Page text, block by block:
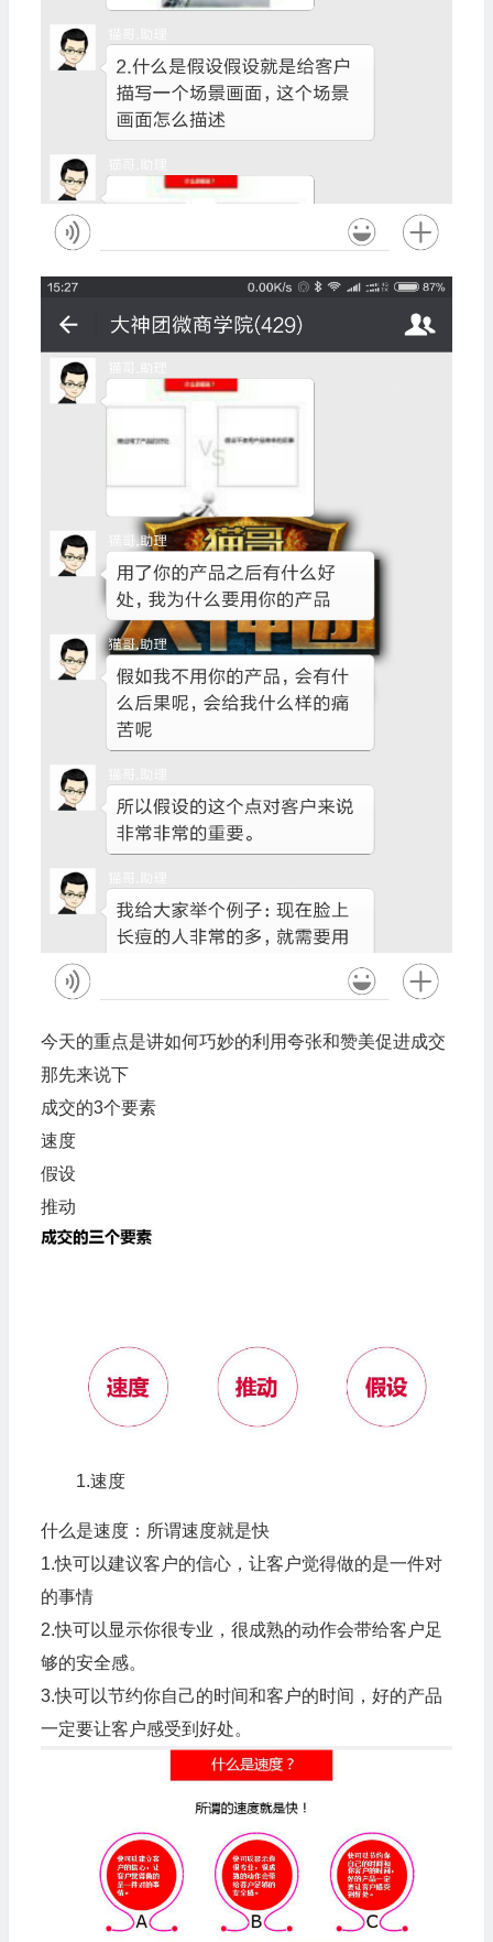
今天的重点是讲如何巧妙的利用夸张和赞美促进成交
那先来说下
成交的3个要素
速度
假设
推动
1.速度
什么是速度：所谓速度就是快
1.快可以建议客户的信心，让客户觉得做的是一件对
的事情
2.快可以显示你很专业，很成熟的动作会带给客户足
够的安全感。
3.快可以节约你自己的时间和客户的时间，好的产品
一定要让客户感受到好处。